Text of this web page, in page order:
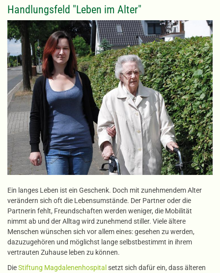
Handlungsfeld "Leben im Alter"
Ein langes Leben ist ein Geschenk. Doch mit zunehmendem Alter
verändern sich oft die Lebensumstände. Der Partner oder die
Partnerin fehlt, Freundschaften werden weniger, die Mobilität
nimmt ab und der Alltag wird zunehmend stiller. Viele ältere
Menschen wünschen sich vor allem eines: gesehen zu werden,
dazuzugehören und möglichst lange selbstbestimmt in ihrem
vertrauten Zuhause leben zu können.
DieStiftung Magdalenenhospital setzt sich dafür ein, dass älteren